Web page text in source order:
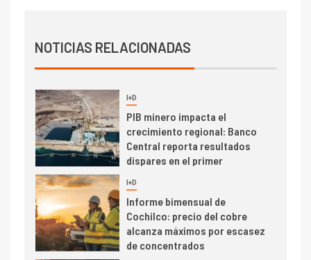
NOTICIAS RELACIONADASProducción minera en mayo de
2026 cae 10,6%
3 I+D
PIB minero impacta el
crecimiento regional: Banco
Central reporta resultados
dispares en el primer
4 I+D
Informe bimensual de
Cochilco: precio del cobre
alcanza máximos por escasez
de concentrados